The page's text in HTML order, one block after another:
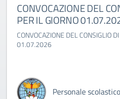
CONVOCAZIONE DEL
PER IL GIORNO
CONVOCAZIONE DEL CONSIGLIO
01.07.2026
Personale scolastico